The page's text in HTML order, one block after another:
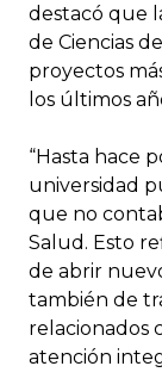
destacó que
de Ciencias
proyectos
los últimos
“Hasta hace
universidad
que no
Salud. Esto
de abrir
también de
relacionados
atención